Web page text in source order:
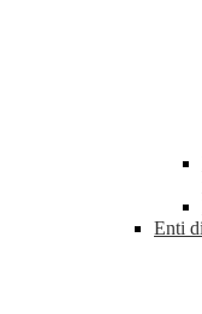
Enti